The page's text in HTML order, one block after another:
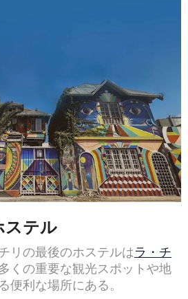
ステル
リの最後のホステルはラ・チ
くの重要な観光スポットや地
便利な場所にある。